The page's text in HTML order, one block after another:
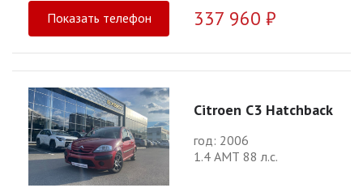
Показать телефон 337 960 ₽
Citroen C3 Hatchback
год: 2006
1.4 АМТ 88 л.с.